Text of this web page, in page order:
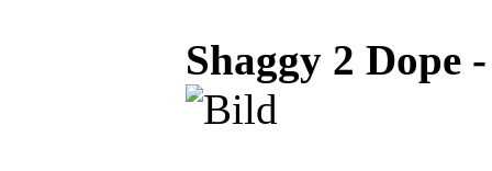
Shaggy 2 Dope